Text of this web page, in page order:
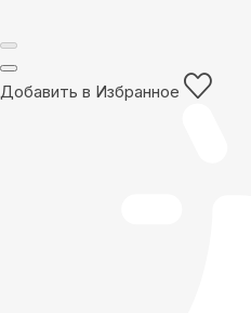
Добавить в Избранное